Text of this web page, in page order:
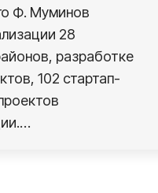
Ф. Муминов
28
разработке
102 стартап-